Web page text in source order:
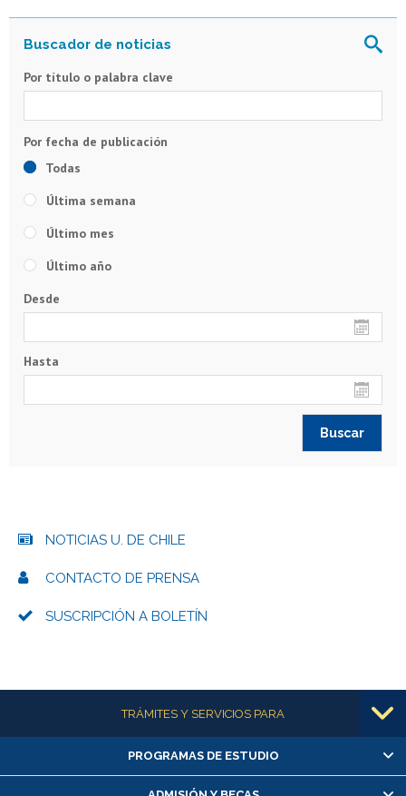
Por título o palabra clave
Todas
Última semana
Último mes
Último año
Desde
Hasta
NOTICIAS U. DE CHILE
CONTACTO DE PRENSA
SUSCRIPCIÓN A BOLETÍN
Más informaciónTRÁMITES Y SERVICIOS PARA
Alumnas/os y exalumnas/os
Matrícula en línea
PROGRAMAS DE ESTUDIO